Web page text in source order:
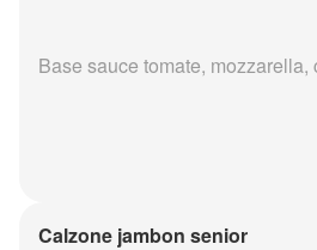
Base sauce tomate,
Calzone jambon senior